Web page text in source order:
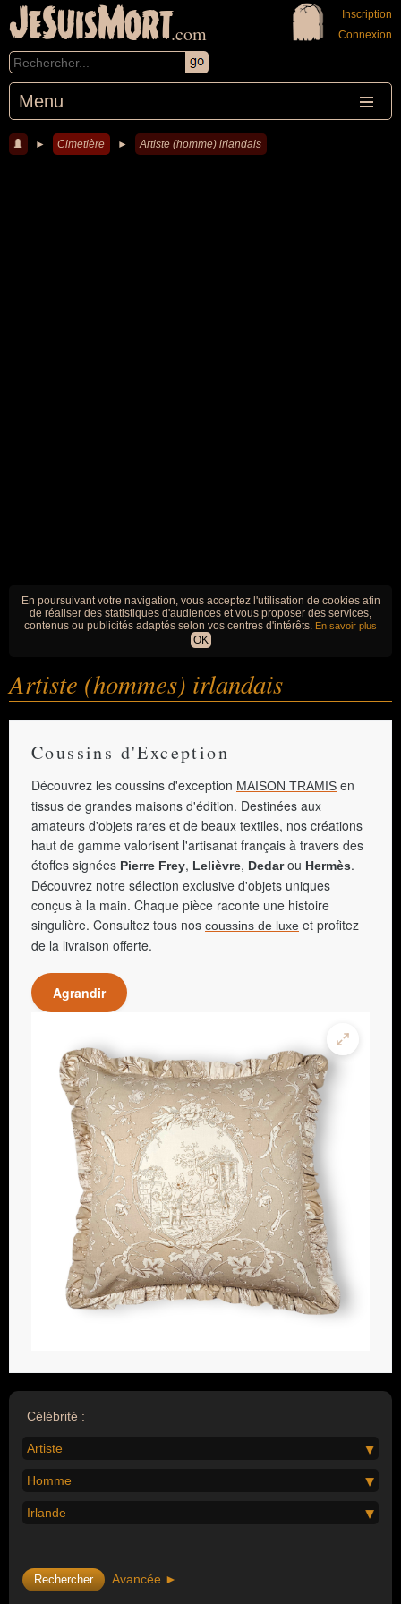
JeSuisMort.com
Menu
Inscription
Connexion
► Cimetière ► Artiste (homme) irlandais
En poursuivant votre navigation, vous acceptez l'utilisation de cookies afin
de réaliser des statistiques d'audiences et vous proposer des services,
contenus ou publicités adaptés selon vos centres d'intérêts. En savoir plus
OK
Artiste (hommes) irlandais
Coussins d'Exception
Découvrez les coussins d'exception MAISON TRAMIS en
tissus de grandes maisons d'édition. Destinées aux
amateurs d'objets rares et de beaux textiles, nos créations
haut de gamme valorisent l'artisanat français à travers des
étoffes signées Pierre Frey, Lelièvre, Dedarou Hermès.
Découvrez notre sélection exclusive d'objets uniques
conçus à la main. Chaque pièce raconte une histoire
singulière. Consultez tous nos coussins de luxe et profitez
de la livraison offerte.
Agrandir
Célébrité :
Artiste
Homme
Irlande
Avancée ►